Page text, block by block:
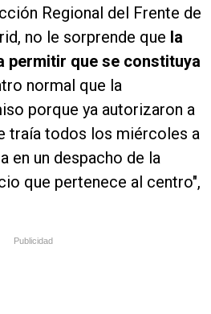
Regional del Frente de
no le sorprende que la
permitir que se constituya
normal que la
porque ya autorizaron a
traía todos los miércoles a
en un despacho de la
que pertenece al centro",
Publicidad